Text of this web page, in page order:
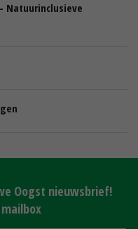
Natuurinclusieve
Oogst nieuwsbrief!